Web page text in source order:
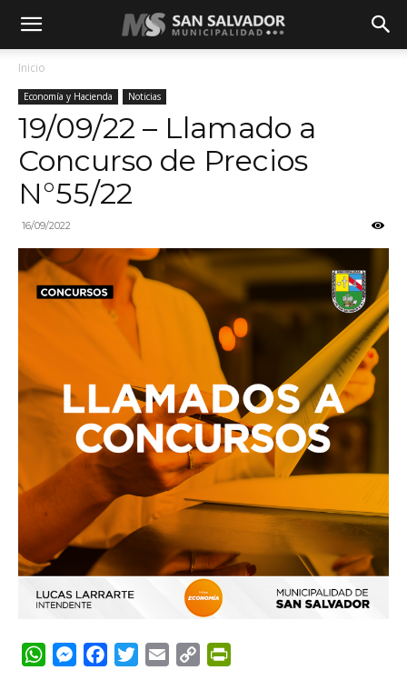
Inicio
Economía y Hacienda Noticias
19/09/22 – Llamado a
Concurso de Precios
N°55/22
16/09/2022
WhatsApp
Messenger
FacebookTwitterEmail Copy